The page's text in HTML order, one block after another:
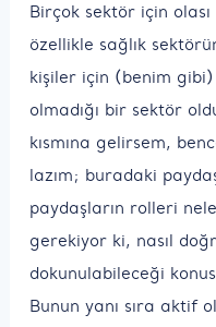
Birçok sektör için
özellikle sağlık
kişiler için (benim
olmadığı bir sektör
kısmına gelirsem,
lazım; buradaki
paydaşların rolleri
gerekiyor ki, nasıl
dokunulabileceği
Bunun yanı sıra aktif